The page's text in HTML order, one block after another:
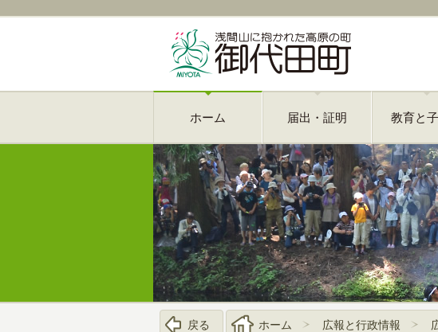
ホーム 届出・証明 教育と
戻る ホーム 広報と行政情報